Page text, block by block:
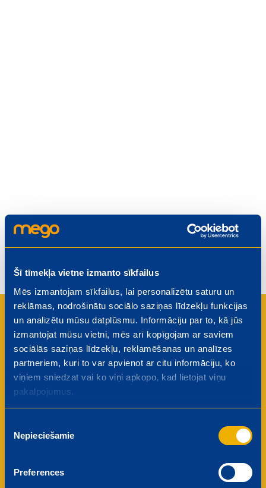
Šī tīmekļa vietne izmanto sīkfailus
Mēs izmantojam sīkfailus, lai personalizētu saturu un
reklāmas, nodrošinātu sociālo saziņas līdzekļu funkcijas
un analizētu mūsu datplūsmu. Informāciju par to, kā jūs
izmantojat mūsu vietni, mēs arī kopīgojam ar saviem
sociālās saziņas līdzekļu, reklamēšanas un analīzes
partneriem, kuri to var apvienot ar citu informāciju, ko
viņiem sniedzat vai ko viņi apkopo, kad lietojat viņu
pakalpojumus.
izvēle
Nepieciešamie
Preferences
Kāpēc darbinieki iesaka Mego
saviem draugiem?
Attīstības iespējas
Uzlabojiet savas profesionālās prasmes un
virzieties karjerā, izmantojot mūsu plašās
Konkurētspējīgs atalgojums
konkurētspējīgu atalgojumu sistēmu, kas atzīst